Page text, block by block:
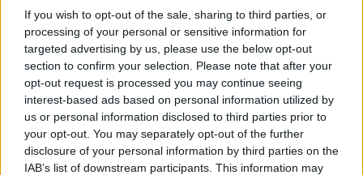
If you wish to opt-out of the sale, sharing to third parties, or
processing of your personal or sensitive information for
targeted advertising by us, please use the below opt-out
section to confirm your selection. Please note that after your
opt-out request is processed you may continue seeing
interest-based ads based on personal information utilized by
us or personal information disclosed to third parties prior to
your opt-out. You may separately opt-out of the further
disclosure of your personal information by third parties on the
IAB’s list of downstream participants. This information may
Ροή ειδήσεων
Ελπίδα Πεταλούδων: Ανακοίνωσε τον Νίκο Μιχαλάκη
Αθλητικά• πριν 34 λεπτά
Ψήφισμα της κοινότητας Παστίδας για την εκδημία
του ιερέα Μιχαήλ Καψάλη